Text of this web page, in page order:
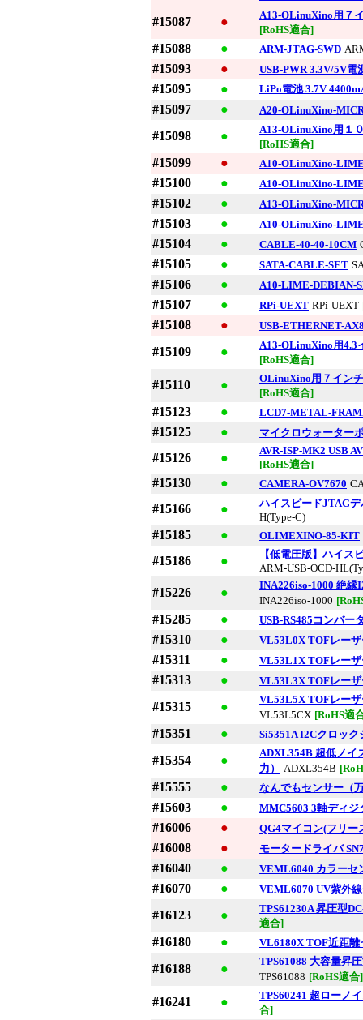
#15087 ●
A13-OLinuXino用７
[RoHS適合]
#15088 ● ARM-JTAG-SWD
#15093 ● USB-PWR 3.3V/5V電
#15095 ● LiPo電池 3.7V
#15097 ● A20-OLinuXino-
#15098 ●
A13-OLinuXino用１
[RoHS適合]
#15099 ● A10-OLinuXino-
#15100 ● A10-OLinuXino-
#15102 ● A13-OLinuXino-
#15103 ● A10-OLinuXino-
#15104 ● CABLE-40-40-10CM
#15105 ● SATA-CABLE-SET
#15106 ● A10-LIME-DEBIAN-
#15107 ● RPi-UEXT RPi-UEXT
#15108 ● USB-ETHERNET-
#15109 ●
A13-OLinuXino用4.3
[RoHS適合]
#15110 ●
OLinuXino用７イン
[RoHS適合]
#15123 ● LCD7-METAL-
#15125 ● マイクロウォーター
#15126 ●
AVR-ISP-MK2 USB
[RoHS適合]
#15130 ● CAMERA-OV7670
#15166 ●
ハイスピードJTAGデ
H(Type-C)
#15185 ● OLIMEXINO-85-KIT
#15186 ●
【低電圧版】ハイス
ARM-USB-OCD-
#15226 ●
INA226iso-1000 絶縁
INA226iso-1000
#15285 ● USB-RS485コンバー
#15310 ● VL53L0X TOFレー
#15311 ● VL53L1X TOFレー
#15313 ● VL53L3X TOFレー
#15315 ●
VL53L5X TOFレー
VL53L5CX [RoHS適
#15351 ● Si5351A I2Cクロッ
#15354 ●
ADXL354B 超低ノイ
力）
ADXL354B
#15555 ● なんでもセンサー（
#15603 ● MMC5603 3軸ディジ
#16006 ● QG4マイコン(フリー
#16008 ● モータードライバ
#16040 ● VEML6040 カラーセ
#16070 ● VEML6070 UV紫外
#16123 ●
TPS61230A 昇圧型
適合]
#16180 ● VL6180X TOF近距離
#16188 ●
TPS61088 大容量昇
TPS61088 [RoHS適合]
#16241 ●
TPS60241 超ローノ
合]